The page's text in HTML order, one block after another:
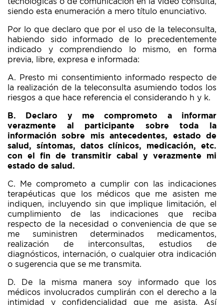
siendo esta enumeración a mero título enunciativo.
Por lo que declaro que por el uso de la teleconsulta,
habiendo sido informado de lo precedentemente
indicado y comprendiendo lo mismo, en forma
previa, libre, expresa e informada:
A. Presto mi consentimiento informado respecto de
la realización de la teleconsulta asumiendo todos los
riesgos a que hace referencia el considerando h y k.
B. Declaro y me comprometo a informar
verazmente al participante sobre toda la
información sobre mis antecedentes, estado de
salud, síntomas, datos clínicos, medicación, etc.
con el fin de transmitir cabal y verazmente mi
estado de salud.
C. Me comprometo a cumplir con las indicaciones
terapéuticas que los médicos que me asisten me
indiquen, incluyendo sin que implique limitación, el
cumplimiento de las indicaciones que reciba
respecto de la necesidad o conveniencia de que se
me suministren determinados medicamentos,
realización de interconsultas, estudios de
diagnósticos, internación, o cualquier otra indicación
o sugerencia que se me transmita.
D. De la misma manera soy informado que los
médicos involucrados cumplirán con el derecho a la
intimidad y confidencialidad que me asista. Así